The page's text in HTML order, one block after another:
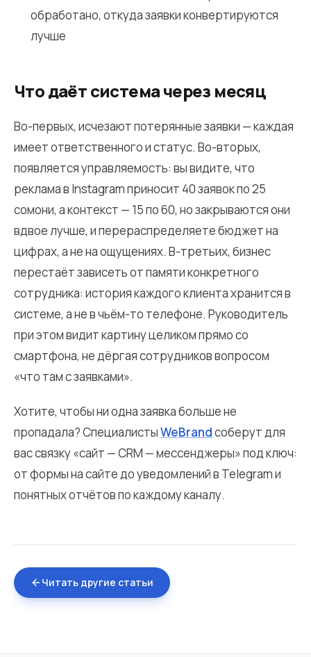
обработано, откуда заявки конвертируются
лучше
Что даёт система через месяц
Во-первых, исчезают потерянные заявки — каждая
имеет ответственного и статус. Во-вторых,
появляется управляемость: вы видите, что
реклама в Instagram приносит 40 заявок по 25
сомони, а контекст — 15 по 60, но закрываются они
вдвое лучше, и перераспределяете бюджет на
цифрах, а не на ощущениях. В-третьих, бизнес
перестаёт зависеть от памяти конкретного
сотрудника: история каждого клиента хранится в
системе, а не в чьём-то телефоне. Руководитель
при этом видит картину целиком прямо со
смартфона, не дёргая сотрудников вопросом
«что там с заявками».
Хотите, чтобы ни одна заявка больше не
пропадала? СпециалистыWeBrandсоберут для
вас связку «сайт — CRM — мессенджеры» под ключ:
от формы на сайте до уведомлений в Telegram и
понятных отчётов по каждому каналу.
Читать другие статьи